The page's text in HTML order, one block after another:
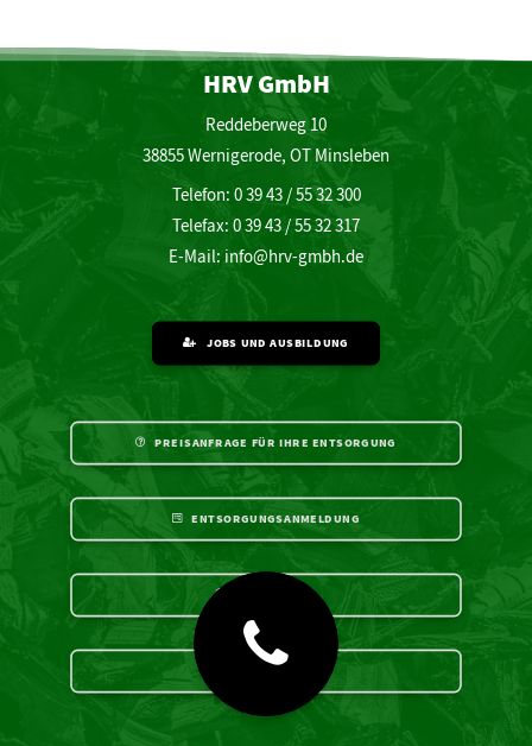
HRV GmbH
Reddeberweg 10
38855 Wernigerode, OT Minsleben
Telefon: 0 39 43 / 55 32 300
Telefax: 0 39 43 / 55 32 317
E-Mail: info@hrv-gmbh.de
JOBS UND AUSBILDUNG
PREISANFRAGE FÜR IHRE ENTSORGUNG
ENTSORGUNGSANMELDUNG
ZERTIFIKATE